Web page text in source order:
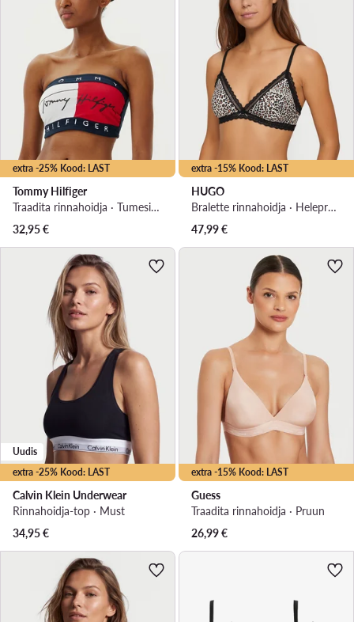
extra -25% Kood: LAST
Tommy Hilfiger
Traadita rinnahoidja · Tumesinine
32,95€
extra -15% Kood: LAST
HUGO
Bralette rinnahoidja · Helepruun
47,99€
extra -25% Kood: LAST
Uudis
Calvin Klein Underwear
Rinnahoidja-top · Must
34,95€
extra -15% Kood: LAST
Guess
Traadita rinnahoidja · Pruun
26,99€